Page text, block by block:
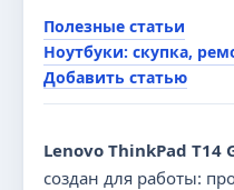
Полезные статьи
Ноутбуки: скупка,
Добавить статью
Lenovo ThinkPad T14
создан для работы: